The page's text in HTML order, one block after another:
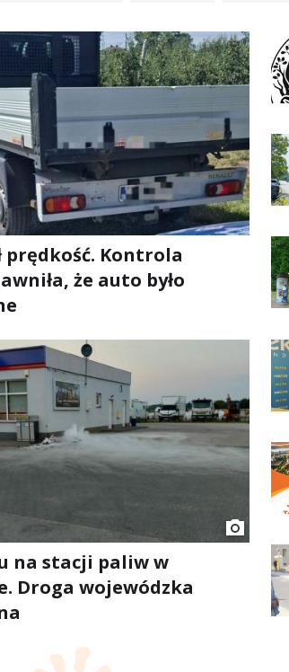
prędkość. Kontrola
że auto było
na stacji paliw w
Droga wojewódzka